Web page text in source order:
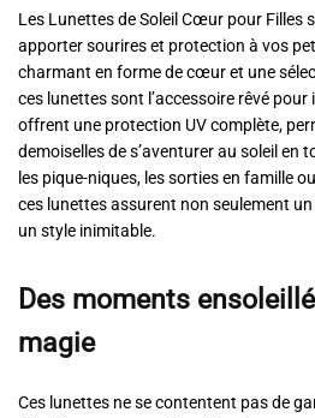
Les Lunettes de Soleil Cœur pour Filles
apporter sourires et protection à vos
charmant en forme de cœur et une
ces lunettes sont l’accessoire rêvé
offrent une protection UV complète,
demoiselles de s’aventurer au soleil en
les pique-niques, les sorties en famille
ces lunettes assurent non seulement
un style inimitable.
Des moments
magie
Ces lunettes ne se contentent pas de